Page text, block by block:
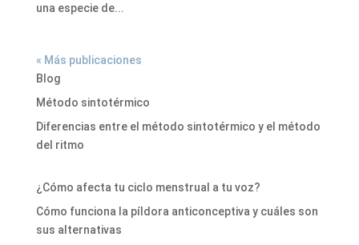
una especie de...
« Más publicaciones
Blog
Método sintotérmico
Diferencias entre el método sintotérmico y el método
del ritmo
¿Cómo afecta tu ciclo menstrual a tu voz?
Cómo funciona la píldora anticonceptiva y cuáles son
sus alternativas